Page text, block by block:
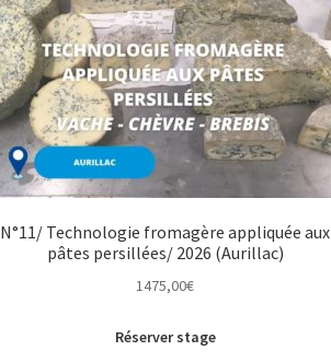
N°11/ Technologie fromagère appliquée aux
pâtes persillées/ 2026 (Aurillac)
1475,00€
Réserver stage